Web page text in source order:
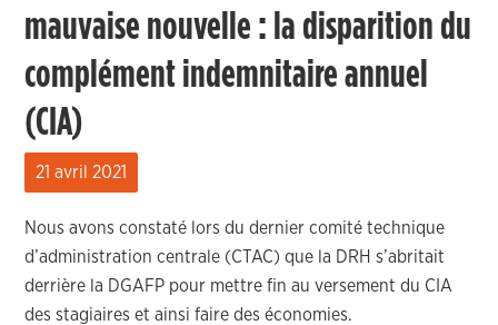
mauvaise nouvelle : la disparition du
complément indemnitaire annuel
(CIA)
21 avril 2021
Nous avons constaté lors du dernier comité technique
d’administration centrale (CTAC) que la DRH s’abritait
derrière la DGAFP pour mettre fin au versement du CIA
des stagiaires et ainsi faire des économies.